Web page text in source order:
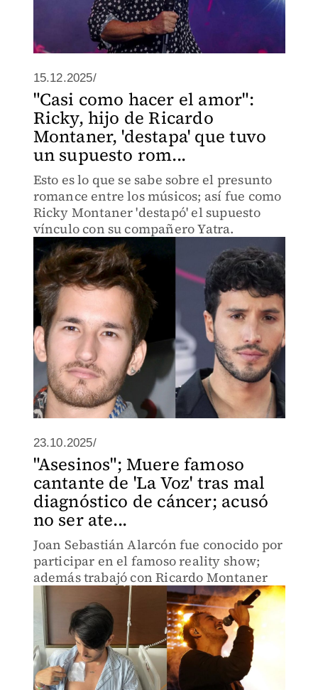
15.12.2025/
"Casi como hacer el amor":
Ricky, hijo de Ricardo
Montaner, 'destapa' que tuvo
un supuesto rom...
Esto es lo que se sabe sobre el presunto
romance entre los músicos; así fue como
Ricky Montaner 'destapó' el supuesto
vínculo con su compañero Yatra.
23.10.2025/
"Asesinos"; Muere famoso
cantante de 'La Voz' tras mal
diagnóstico de cáncer; acusó
no ser ate...
Joan Sebastián Alarcón fue conocido por
participar en el famoso reality show;
además trabajó con Ricardo Montaner